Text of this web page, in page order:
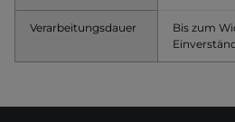
Verarbeitungsdauer
Bis zum